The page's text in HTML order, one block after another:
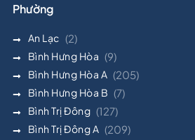
Phường
An Lạc (2)
Bình Hưng Hòa (9)
Bình Hưng Hòa A (205)
Bình Hưng Hòa B (7)
Bình Trị Đông (127)
Bình Trị Đông A (209)